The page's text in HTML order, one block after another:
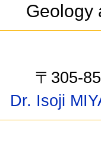
Geology
〒305-
Dr. Isoji